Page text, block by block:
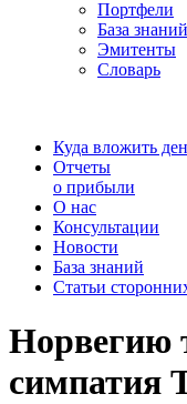
Портфели
База знаний
Эмитенты
Словарь
Куда вложить
Отчеты
о прибыли
О нас
Консультации
Новости
База знаний
Статьи
Норвегию
симпатия